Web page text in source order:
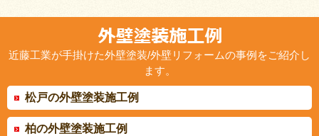
近藤工業が手掛けた外壁塗装/外壁リフォームの事例をご紹介し
ます。
松戸の外壁塗装施工例
柏の外壁塗装施工例